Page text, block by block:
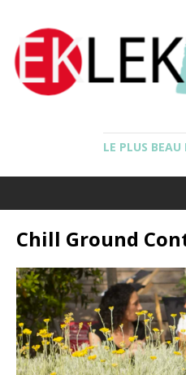
LE PLUS BEAU
Chill Ground